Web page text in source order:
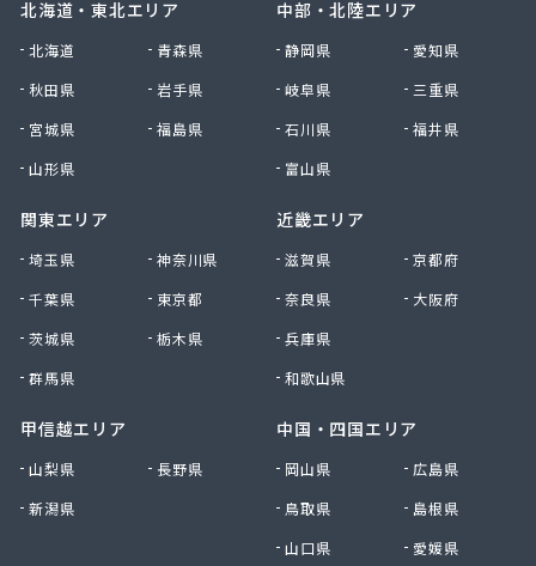
北海道・東北エリア
北海道
青森県
秋田県
岩手県
宮城県
福島県
山形県
関東エリア
埼玉県
神奈川県
千葉県
東京都
茨城県
栃木県
群馬県
甲信越エリア
山梨県
長野県
新潟県
中部・北陸エリア
静岡県
愛知県
岐阜県
三重県
石川県
福井県
富山県
近畿エリア
滋賀県
京都府
奈良県
大阪府
兵庫県
和歌山県
中国・四国エリア
岡山県
広島県
鳥取県
島根県
山口県
愛媛県